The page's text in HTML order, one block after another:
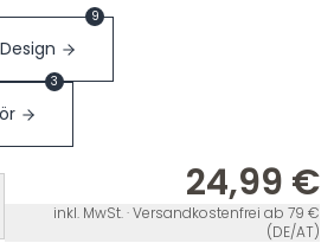
9
3
24,99 €
inkl. MwSt. · Versandkostenfrei ab 79 €
(DE/AT)